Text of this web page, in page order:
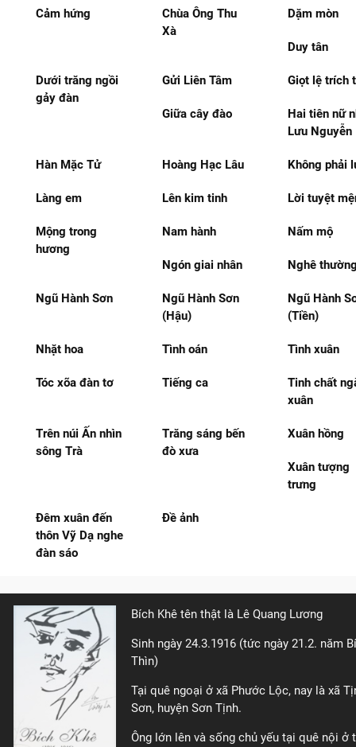
Cảm hứng
Chùa Ông Thu
Xà
Dặm mòn
Duy tân
Dưới trăng ngồi
gảy đàn
Gửi Liên Tâm Giọt lệ trích
Giữa cây đào
Hai tiên nữ
Lưu Nguyễn
Hàn Mặc Tử Hoàng Hạc Lâu Không phải
Làng em Lên kim tinh Lời tuyệt
Mộng trong
hương
Nam hành Nấm mộ
Ngón giai nhân Nghê
Ngũ Hành Sơn
Ngũ Hành Sơn
(Hậu)
Ngũ Hành
(Tiền)
Nhặt hoa Tình oán Tình xuân
Tóc xõa đàn tơ Tiếng ca
Tinh chất
xuân
Trên núi Ấn nhìn
sông Trà
Trăng sáng bến
đò xưa
Xuân hồng
Xuân tượng
trưng
Đêm xuân đến
thôn Vỹ Dạ nghe
đàn sáo
Đề ảnh
Bích Khê tên thật là Lê Quang Lương
Sinh ngày 24.3.1916 (tức ngày 21.2. năm
Thìn)
Tại quê ngoại ở xã Phước Lộc, nay là xã
Sơn, huyện Sơn Tịnh.
Ông lớn lên và sống chủ yếu tại quê nội ở